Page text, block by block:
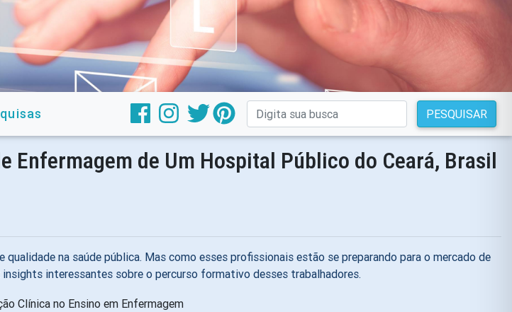
PESQUISAR
Enfermagem de Um Hospital Público do Ceará, Brasil
na saúde pública. Mas como esses profissionais estão se preparando para o mercado de
interessantes sobre o percurso formativo desses trabalhadores.